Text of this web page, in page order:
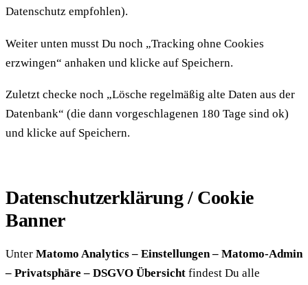
Datenschutz empfohlen).
Weiter unten musst Du noch „Tracking ohne Cookies
erzwingen“ anhaken und klicke auf Speichern.
Zuletzt checke noch „Lösche regelmäßig alte Daten aus der
Datenbank“ (die dann vorgeschlagenen 180 Tage sind ok)
und klicke auf Speichern.
Datenschutzerklärung / Cookie
Banner
Unter Matomo Analytics – Einstellungen – Matomo-Admin
– Privatsphäre – DSGVO Übersicht findest Du alle